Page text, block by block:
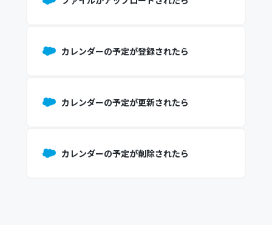
カレンダーの予定が登録されたら
カレンダーの予定が更新されたら
カレンダーの予定が削除されたら